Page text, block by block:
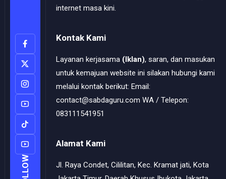
internet masa kini.
Kontak Kami
Layanan kerjasama (Iklan), saran, dan masukan
untuk kemajuan website ini silakan hubungi kami
melalui kontak berikut: Email:
contact@sabdaguru.com WA / Telepon:
083111541951
Alamat Kami
Jl. Raya Condet, Cililitan, Kec. Kramat jati, Kota